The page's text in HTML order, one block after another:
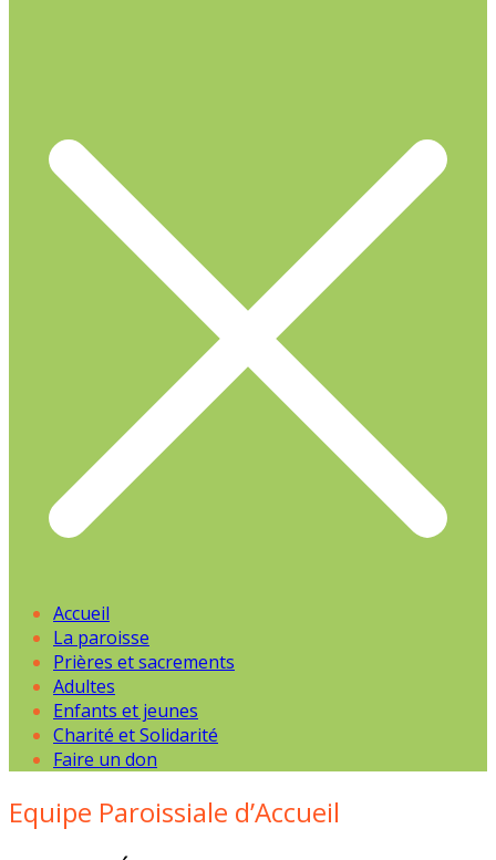
Accueil
La paroisse
Prières et sacrements
Adultes
Enfants et jeunes
Charité et Solidarité
Faire un don
Equipe Paroissiale d’Accueil